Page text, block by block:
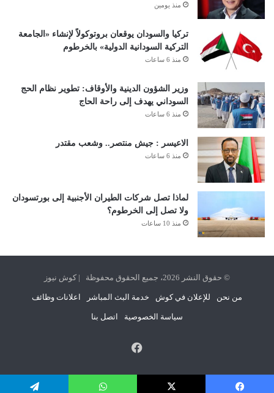
منذ يومين
تركيا والسودان يوقعان بروتوكولاً لإنشاء «الجامعة
التركية السودانية الدولية» بالخرطوم
منذ 6 ساعات
وزير الشؤون الدينية والأوقاف: تطوير نظام الحج
السوداني يهدف إلى راحة الحاج
منذ 6 ساعات
الاعيسر : جيش منتصر.. وشعب مقتدر
منذ 6 ساعات
لماذا تصل شركات الطيران الأجنبية إلى بورتسودان
ولا تصل إلى الخرطوم؟
منذ 10 ساعات
© حقوق النشر 2026، جميع الحقوق محفوظة | كوش نيوز
من نحن للإعلان في كوش خدمة البث المباشر اعلانات وظائف
سياسة الخصوصية اتصل بنا